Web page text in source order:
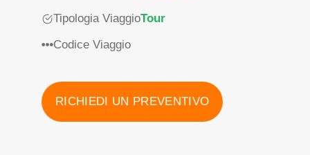
Tipologia ViaggioTour
Codice Viaggio
RICHIEDI UN PREVENTIVO